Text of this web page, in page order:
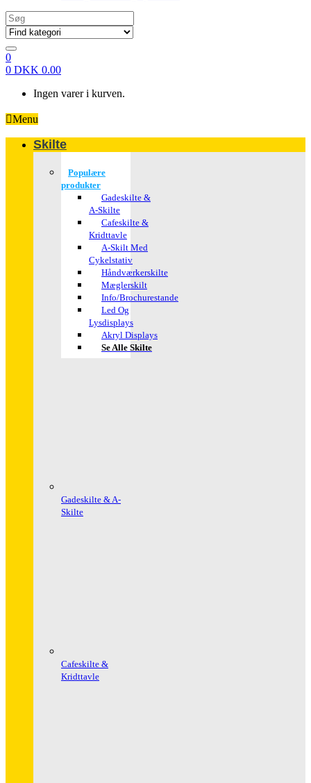
Search
for:
0
0 DKK 0.00
Ingen varer i kurven.
Menu
Skilte
Populære
produkter
Gadeskilte &
A-Skilte
Cafeskilte &
Kridttavle
A-Skilt Med
Cykelstativ
Håndværkerskilte
Mæglerskilt
Info/brochurestande
Led Og
Lysdisplays
Akryl Displays
Se Alle Skilte
Gadeskilte & A-
Skilte
Cafeskilte &
Kridttavle